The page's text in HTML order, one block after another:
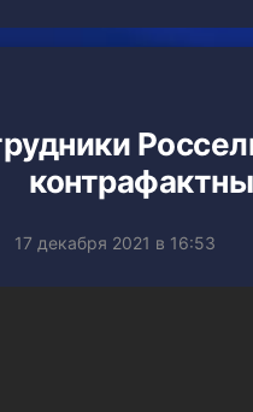
17 декабря 2021 в 16:53